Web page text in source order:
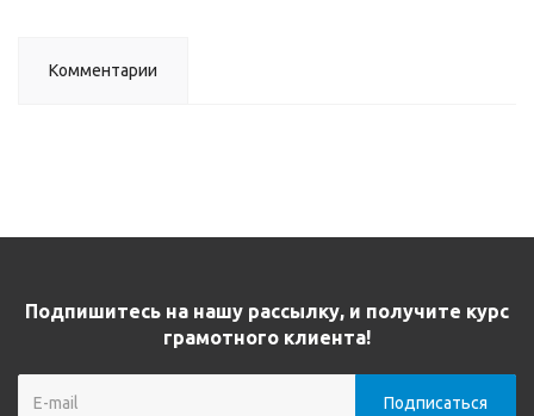
Комментарии
Подпишитесь на нашу рассылку, и получите курс
грамотного клиента!